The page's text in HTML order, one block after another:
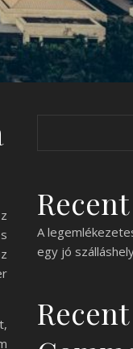
A
egy jó
Recent